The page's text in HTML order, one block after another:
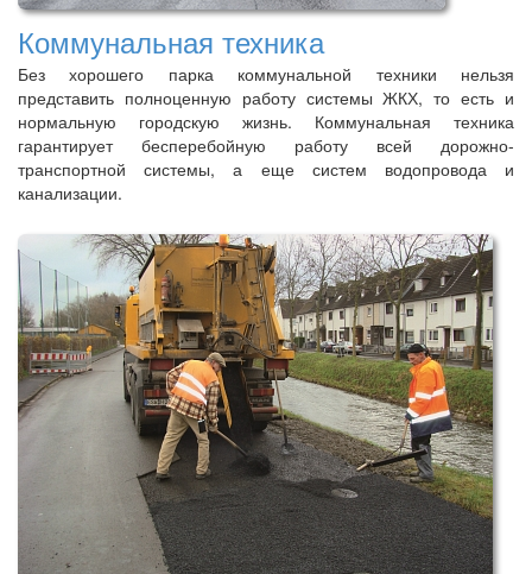
Коммунальная техника
Без хорошего парка коммунальной техники нельзя
представить полноценную работу системы ЖКХ, то есть и
нормальную городскую жизнь. Коммунальная техника
гарантирует бесперебойную работу всей дорожно-
транспортной системы, а еще систем водопровода и
канализации.